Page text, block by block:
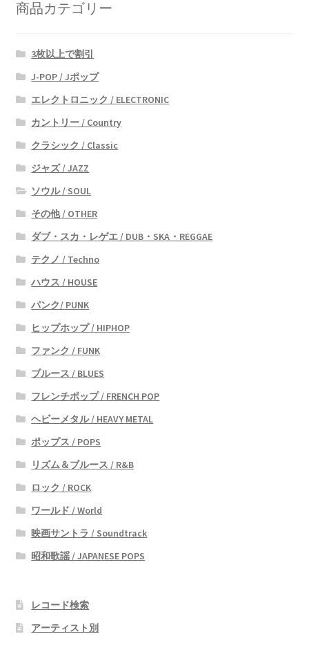
商品カテゴリー
3枚以上で割引
J-POP / Jポップ
エレクトロニック / ELECTRONIC
カントリー / Country
クラシック / Classic
ジャズ / JAZZ
ソウル / SOUL
その他 / OTHER
ダブ・スカ・レゲエ / DUB・SKA・REGGAE
テクノ / Techno
ハウス / HOUSE
パンク/ PUNK
ヒップホップ / HIPHOP
ファンク / FUNK
ブルース / BLUES
フレンチポップ / FRENCH POP
ヘビーメタル / HEAVY METAL
ポップス / POPS
リズム＆ブルース / R&B
ロック / ROCK
ワールド / World
映画サントラ / Soundtrack
昭和歌謡 / JAPANESE POPS
レコード検索
アーティスト別